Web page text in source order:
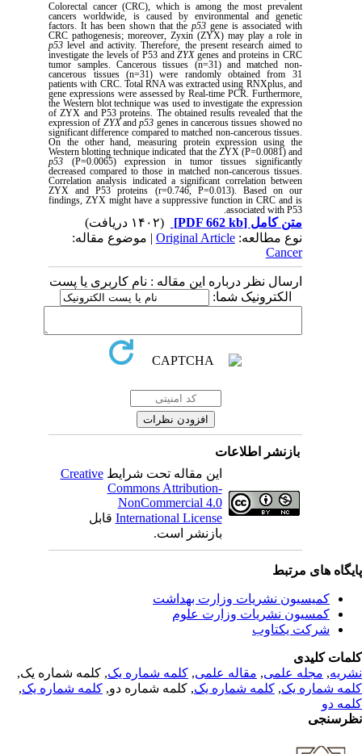
Colorectal cancer (CRC), which is among the most prevalent
cancers worldwide, is caused by environmental and genetic
factors. It has been shown that thep53gene is associated with
CRC pathogenesis; moreover, Zyxin (ZYX) may play a role in
p53level and activity. Therefore, the present research aimed to
investigate the levels of P53 andZYXgenes and proteins in CRC
tumor samples. Cancerous tissues (n=31) and matched non-
cancerous tissues (n=31) were randomly obtained from 31
patients with CRC. Total RNA was extracted using RNXplus, and
gene expressions were assessed by Real-time PCR. Furthermore,
the Western blot technique was used to investigate the expression
of ZYX and P53 proteins. The obtained results revealed that the
expression ofZYXandp53genes in cancerous tissues showed no
significant difference compared to matched non-cancerous tissues.
On the other hand, measuring protein expression using the
Western blotting technique indicated that the ZYX (P=0.0081) and
p53(P=0.0065) expression in tumor tissues significantly
decreased compared to those in matched non-cancerous tissues.
Correlation analysis indicated a significant correlation between
ZYX and P53 proteins (r=0.746, P=0.013). Based on our
findings, ZYX might have a suppressive function in CRC and is
associated with P53.
متن کامل[PDF 662 kb]
نوع مطالعه:Original Article| موضوع مقاله:
Cancer
ارسال نظر درباره این مقاله : نام کاربری یا پست
الکترونیک شما:
بازنشر اطلاعات
این مقاله تحت شرایطCreative
Commons Attribution-
NonCommercial 4.0
International Licenseقابل
بازنشر است.
های مرتبط
کمیسیون نشریات وزارت بهداشت
کمسیون نشریات وزارت علوم
شرکت یکتاوب
کلیدی
,مجله علمی, مقاله علمی, کلمه شماره یک, کلمه شماره یک,
شماره یک,کلمه شماره یک, کلمه شماره دو,کلمه شماره یک,
دو